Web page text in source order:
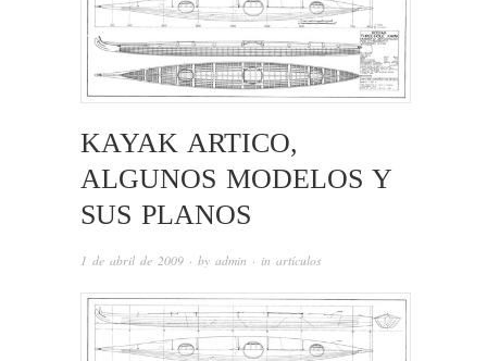
KAYAK ARTICO,
ALGUNOS MODELOS Y
SUS PLANOS
1 de abril de 2009 · by admin · in artículos